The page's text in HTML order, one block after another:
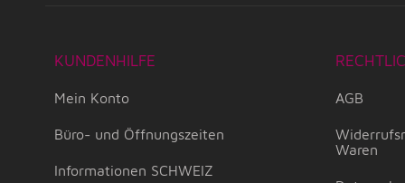
KUNDENHILFE
Mein Konto
Büro- und Öffnungszeiten
Informationen SCHWEIZ
AGB
Waren